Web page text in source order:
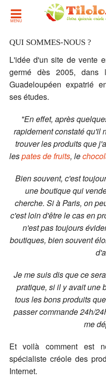
MENU
QUI SOMMES-NOUS ?
L'idée d'un site de vente
germé dès 2005, dans
Guadeloupéen expatrié
ses études.
"En effet, après
rapidement constaté qu'il
trouver les produits que
lespates de fruits, le
Bien souvent, c'est
une boutique qui
cherche. Si à Paris, on
c'est loin d'être le cas en
n'est pas toujours
boutiques, bien souvent
Je me suis dis que ce
pratique, si il y avait une
tous les bons produits
passer commande 24h/
me
Et voilà comment est
spécialiste créole des
Internet.